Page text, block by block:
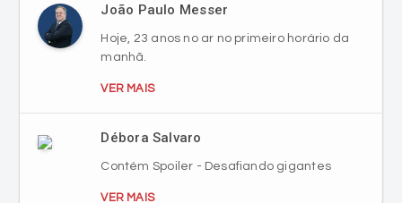
João Paulo Messer
Hoje, 23 anos no ar no primeiro horário da
manhã.
VER MAIS
Débora Salvaro
Contém Spoiler - Desafiando gigantes
VER MAIS